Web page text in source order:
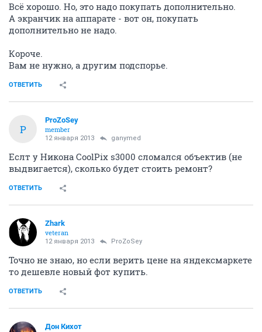
Всё хорошо. Но, это надо покупать дополнительно.
А экранчик на аппарате - вот он, покупать
дополнительно не надо.
Короче.
Вам не нужно, а другим подспорье.
ОТВЕТИТЬ
P
ProZoSey
member
12 января 2013 ganymed
Еслт у Никона CoolPix s3000 сломался объектив (не
выдвигается), сколько будет стоить ремонт?
ОТВЕТИТЬ
Zhark
veteran
12 января 2013 ProZoSey
Точно не знаю, но если верить цене на яндексмаркете
то дешевле новый фот купить.
ОТВЕТИТЬ
Дон Кихот